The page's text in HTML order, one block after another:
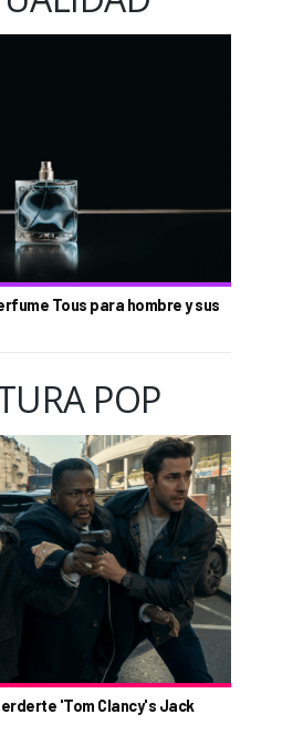
Tous para hombre y sus
POP
'Tom Clancy's Jack